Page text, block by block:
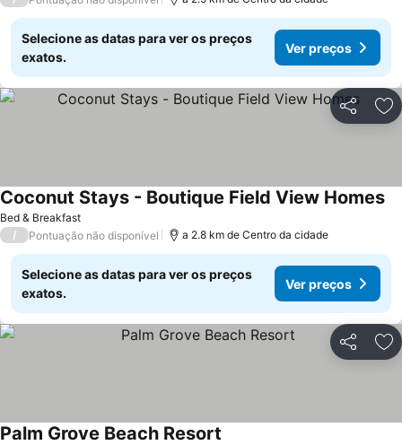
Selecione as datas para ver os preços
exatos.
Ver preços
Partilhar
Bed & Breakfast
Coconut Stays - Boutique Field View Homes
/ Pontuação não disponível a 2.8 km de Centro da cidade
Selecione as datas para ver os preços
exatos.
Ver preços
Partilhar
Palm Grove Beach Resort